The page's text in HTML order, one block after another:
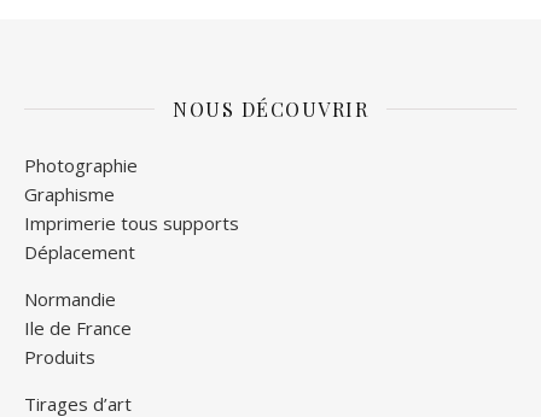
NOUS DÉCOUVRIR
Photographie
Graphisme
Imprimerie tous supports
Déplacement
Normandie
Ile de France
Produits
Tirages d’art